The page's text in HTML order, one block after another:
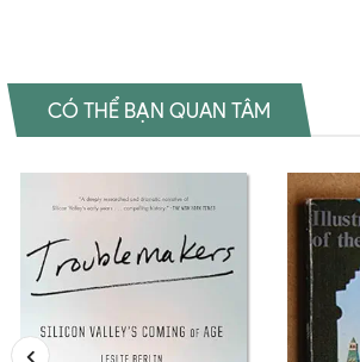
CÓ THỂ BẠN QUAN TÂM